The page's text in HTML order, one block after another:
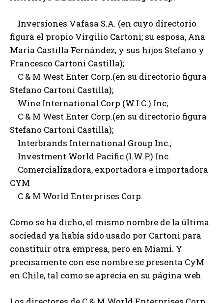
Inversiones Vafasa S.A. (en cuyo directorio
figura el propio Virgilio Cartoni; su esposa, Ana
María Castilla Fernández, y sus hijos Stefano y
Francesco Cartoni Castilla);
C & M West Enter Corp.(en su directorio figura
Stefano Cartoni Castilla);
Wine International Corp (W.I.C.) Inc;
C & M West Enter Corp.(en su directorio figura
Stefano Cartoni Castilla);
Interbrands International Group Inc.;
Investment World Pacific (I.W.P.) Inc.
Comercializadora, exportadora e importadora
CYM
C & M World Enterprises Corp.
Como se ha dicho, el mismo nombre de la última
sociedad ya había sido usado por Cartoni para
constituir otra empresa, pero en Miami. Y
precisamente con ese nombre se presenta CyM
en Chile, tal como se aprecia en su página web.